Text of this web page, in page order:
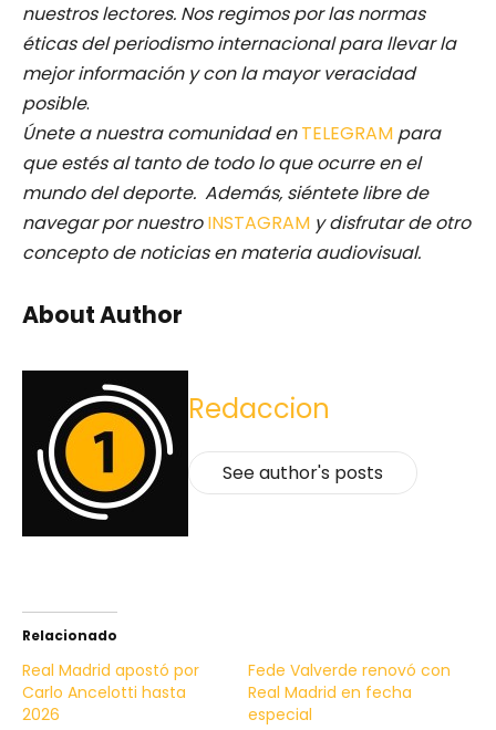
nuestros lectores. Nos regimos por las normas
éticas del periodismo internacional para llevar la
mejor información y con la mayor veracidad
posible.
Únete a nuestra comunidad enTELEGRAM para
que estés al tanto de todo lo que ocurre en el
mundo del deporte. Además, siéntete libre de
navegar por nuestro INSTAGRAM y disfrutar de otro
concepto de noticias en materia audiovisual.
About Author
Redaccion
See author's posts
Relacionado
Real Madrid apostó por
Carlo Ancelotti hasta
2026
Fede Valverde renovó con
Real Madrid en fecha
especial